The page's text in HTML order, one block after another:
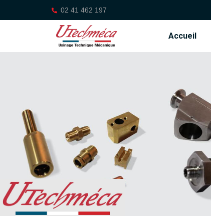
02 41 462 197
Accueil